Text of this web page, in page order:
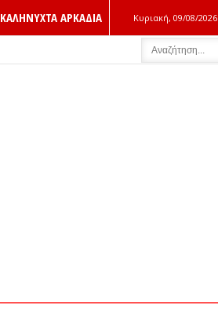
ΚΑΛΗΝΥΧΤΑ ΑΡΚΑΔΙΑ Κυριακή, 09/08/2026